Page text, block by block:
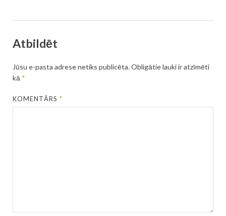
Atbildēt
Jūsu e-pasta adrese netiks publicēta.Obligātie lauki ir atzīmēti
kā *
KOMENTĀRS*